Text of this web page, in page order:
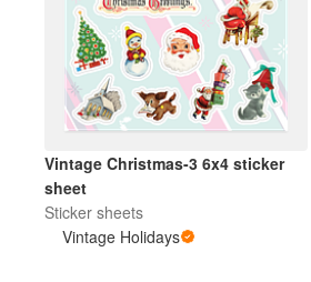
Vintage Christmas-3 6x4 sticker
sheet
Sticker sheets
Vintage Holidays